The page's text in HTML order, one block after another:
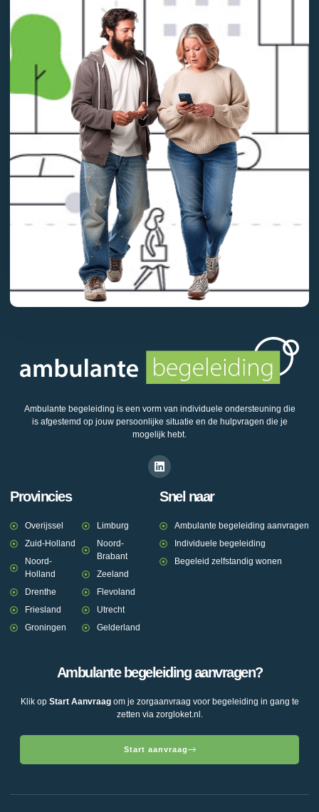
Ambulante begeleiding is een vorm van individuele ondersteuning die
is afgestemd op jouw persoonlijke situatie en de hulpvragen die je
mogelijk hebt.
Provincies
Overijssel
Zuid-Holland
Noord-
Holland
Drenthe
Friesland
Groningen
Limburg
Noord-
Brabant
Zeeland
Flevoland
Utrecht
Gelderland
Snel naar
Ambulante begeleiding aanvragen
Individuele begeleiding
Begeleid zelfstandig wonen
Ambulante begeleiding aanvragen?
Klik op Start Aanvraagom je zorgaanvraag voor begeleiding in gang te
zetten via zorgloket.nl.
Start aanvraag